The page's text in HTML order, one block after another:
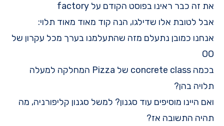
את זה כבר ראינו בפוסט הקודם על factory
אבל לטובת אלו שדילגו, הנה קוד מאוד מאוד תלוי:
אנחנו כמובן נתעלם מזה שהתעלמנו בערך מכל עקרון של
OO
בכמה concrete class של Pizza המחלקה למעלה
תלויה בהן?
ואם היינו מוסיפים עוד סגנון? למשל סגנון קליפורניה, מה
תהיה התשובה אז?